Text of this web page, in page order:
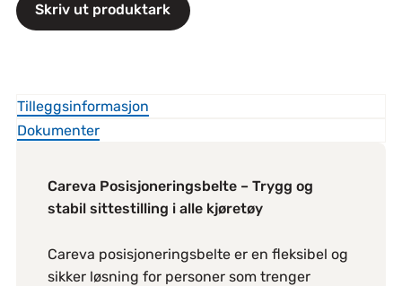
Skriv ut produktark
Tilleggsinformasjon
Dokumenter
Careva Posisjoneringsbelte – Trygg og
stabil sittestilling i alle kjøretøy
Careva posisjoneringsbelte er en fleksibel og
sikker løsning for personer som trenger